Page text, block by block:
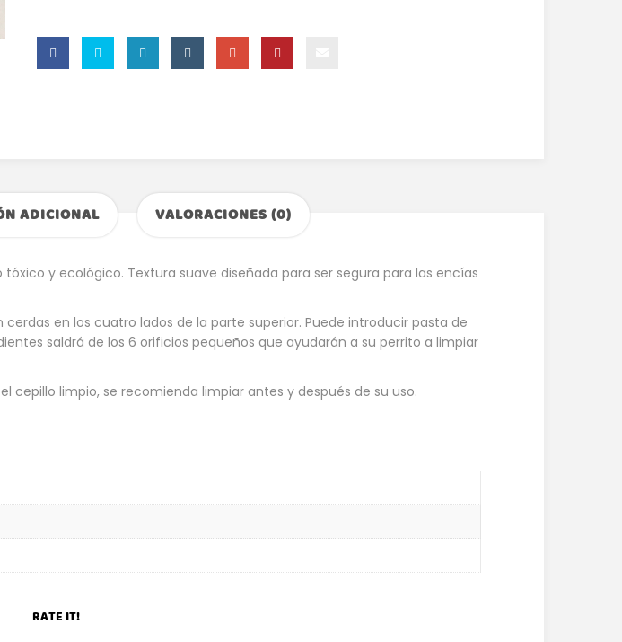
ADICIONAL VALORACIONES (0)
y ecológico. Textura suave diseñada para ser segura para las encías
en los cuatro lados de la parte superior. Puede introducir pasta de
saldrá de los 6 orificios pequeños que ayudarán a su perrito a limpiar
cepillo limpio, se recomienda limpiar antes y después de su uso.
RATE IT!